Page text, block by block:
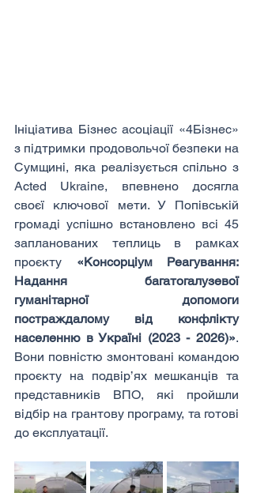
Ініціатива Бізнес асоціації «4Бізнес»
з підтримки продовольчої безпеки на
Сумщині, яка реалізується спільно з
Acted Ukraine, впевнено досягла
своєї ключової мети. У Попівській
громаді успішно встановлено всі 45
запланованих теплиць в рамках
проєкту «Консорціум Реагування:
Надання багатогалузевої
гуманітарної допомоги
постраждалому від конфлікту
населенню в Україні (2023 - 2026)».
Вони повністю змонтовані командою
проєкту на подвір’ях мешканців та
представників ВПО, які пройшли
відбір на грантову програму, та готові
до експлуатації.